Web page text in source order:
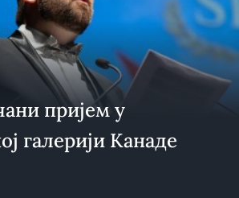
пријем у
галерији Канаде